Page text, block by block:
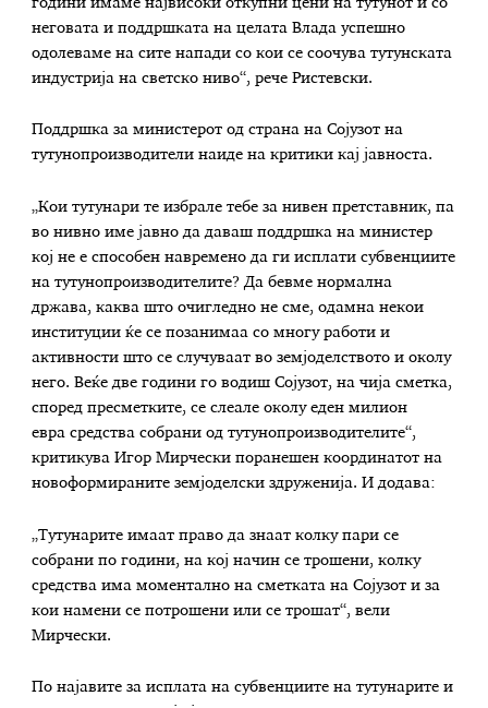
неговата и поддршката на целата Влада успешно
одолеваме на сите напади со кои се соочува тутунската
индустрија на светско ниво“, рече Ристевски.
Поддршка за министерот од страна на Сојузот на
тутунопроизводители наиде на критики кај јавноста.
„Кои тутунари те избрале тебе за нивен претставник, па
во нивно име јавно да даваш поддршка на министер
кој не е способен навремено да ги исплати субвенциите
на тутунопроизводителите? Да бевме нормална
држава, каква што очигледно не сме, одамна некои
институции ќе се позанимаа со многу работи и
активности што се случуваат во земјоделството и околу
него. Веќе две години го водиш Сојузот, на чија сметка,
според пресметките, се слеале околу еден милион
евра средства собрани од тутунопроизводителите“,
критикува Игор Мирчески поранешен координатот на
новоформираните земјоделски здруженија. И додава:
„Тутунарите имаат право да знаат колку пари се
собрани по години, на кој начин се трошени, колку
средства има моментално на сметката на Сојузот и за
кои намени се потрошени или се трошат“, вели
Мирчески.
По најавите за исплата на субвенциите на тутунарите и